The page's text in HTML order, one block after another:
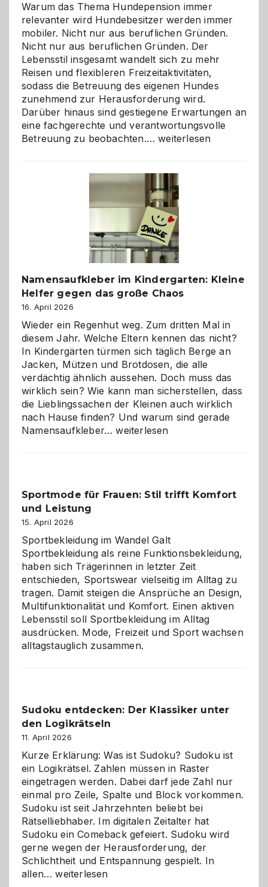
Warum das Thema Hundepension immer
relevanter wird Hundebesitzer werden immer
mobiler. Nicht nur aus beruflichen Gründen.
Nicht nur aus beruflichen Gründen. Der
Lebensstil insgesamt wandelt sich zu mehr
Reisen und flexibleren Freizeitaktivitäten,
sodass die Betreuung des eigenen Hundes
zunehmend zur Herausforderung wird.
Darüber hinaus sind gestiegene Erwartungen an
eine fachgerechte und verantwortungsvolle
Betreuung zu beobachten.…Betreuung
wann
ist
eine
Hundepension
die
richtige
weiterlesen
Namensaufkleber im Kindergarten: Kleine
Helfer gegen das große Chaos
16. April 2026
Wieder ein Regenhut weg. Zum dritten Mal in
diesem Jahr. Welche Eltern kennen das nicht?
In Kindergärten türmen sich täglich Berge an
Jacken, Mützen und Brotdosen, die alle
verdächtig ähnlich aussehen. Doch muss das
wirklich sein? Wie kann man sicherstellen, dass
die Lieblingssachen der Kleinen auch wirklich
nach Hause finden? Und warum sind gerade
Namensaufkleber…Namensaufkleber
gegen
Chaos
weiterlesen
Sportmode für Frauen: Stil trifft Komfort
und Leistung
15. April 2026
Sportbekleidung im Wandel Galt
Sportbekleidung als reine Funktionsbekleidung,
haben sich Trägerinnen in letzter Zeit
entschieden, Sportswear vielseitig im Alltag zu
tragen. Damit steigen die Ansprüche an Design,
Multifunktionalität und Komfort. Einen aktiven
Lebensstil soll Sportbekleidung im Alltag
ausdrücken. Mode, Freizeit und Sport wachsen
alltagstauglich zusammen.
Sudoku entdecken: Der Klassiker unter
den Logikrätseln
11. April 2026
Kurze Erklärung: Was ist Sudoku? Sudoku ist
ein Logikrätsel. Zahlen müssen in Raster
eingetragen werden. Dabei darf jede Zahl nur
einmal pro Zeile, Spalte und Block vorkommen.
Sudoku ist seit Jahrzehnten beliebt bei
Rätselliebhaber. Im digitalen Zeitalter hat
Sudoku ein Comeback gefeiert. Sudoku wird
gerne wegen der Herausforderung, der
Schlichtheit und Entspannung gespielt. In
allen…Sudoku
weiterlesen